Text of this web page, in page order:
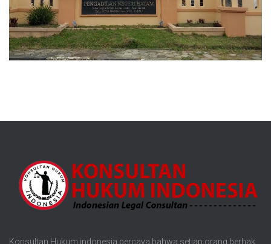
Konsultan Hukum indonesia percaya bahwa setiap orang berhak